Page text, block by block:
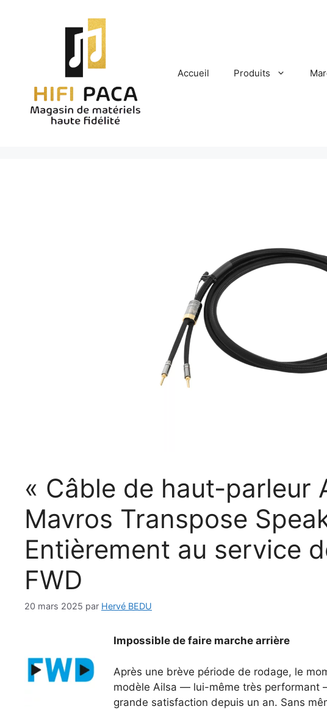
Accueil Produits
« Câble de haut-parleur
Mavros Transpose
Entièrement au service
FWD
20 mars 2025 par Hervé BEDU
Impossible de faire marche arrière
Après une brève période de rodage, le
modèle Ailsa — lui-même très performant
grande satisfaction depuis un an. Sans